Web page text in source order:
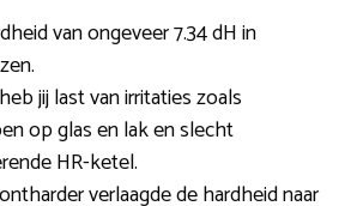
van ongeveer 7.34 dH in
jij last van irritaties zoals
op glas en lak en slecht
HR-ketel.
verlaagde de hardheid naar